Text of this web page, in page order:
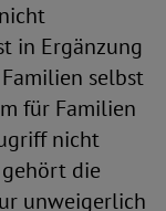
in Ergänzung
selbst
für Familien
nicht
die
unweigerlich